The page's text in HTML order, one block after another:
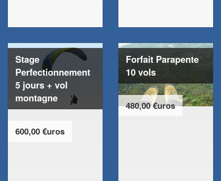
Stage
Perfectionnement
5 jours + vol
montagne
600,00 €uros
Forfait Parapente
10 vols
480,00 €uros